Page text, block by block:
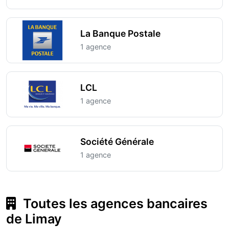
La Banque Postale
1 agence
LCL
1 agence
Société Générale
1 agence
Toutes les agences bancaires
de Limay